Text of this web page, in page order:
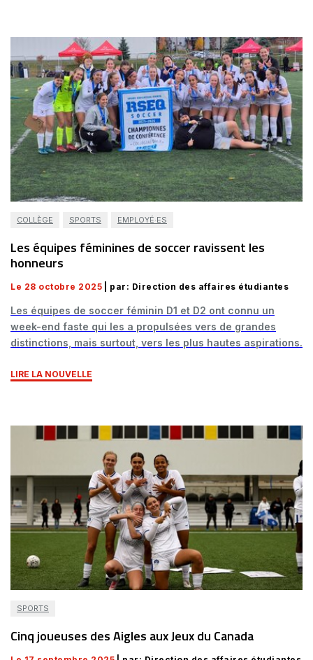
COLLÈGE SPORTS EMPLOYÉ·ES
Les équipes féminines de soccer ravissent les
honneurs
Le 28 octobre 2025 | par: Direction des affaires étudiantes
Les équipes de soccer féminin D1 et D2 ont connu un
week-end faste qui les a propulsées vers de grandes
distinctions, mais surtout, vers les plus hautes aspirations.
LIRE LA NOUVELLE
SPORTS
Cinq joueuses des Aigles aux Jeux du Canada